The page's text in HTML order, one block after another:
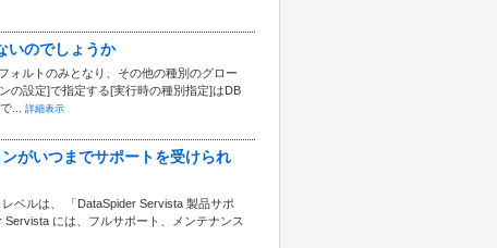
いのでしょうか
ォルトのみとなり、その他の種別のグロー
の設定]で指定する[実行時の種別指定]はDB
...
詳細表示
がいつまでサポートを受けられ
ベルは、 「DataSpider Servista 製品サポ
には、フルサポート、メンテナンス